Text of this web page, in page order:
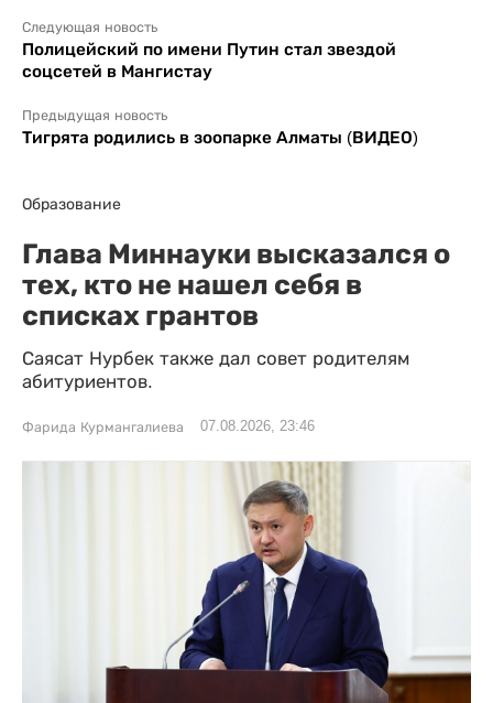
Следующая новость
Полицейский по имени Путин стал звездой
соцсетей в Мангистау
Предыдущая новость
Тигрята родились в зоопарке Алматы (ВИДЕО)
Образование
Глава Миннауки высказался о
тех, кто не нашел себя в
списках грантов
Саясат Нурбек также дал совет родителям
абитуриентов.
Фарида Курмангалиева 07.08.2026, 23:46